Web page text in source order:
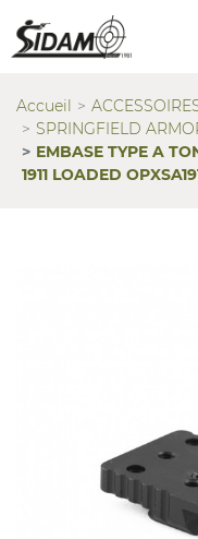
Accueil
SPRINGFIELD
EMBASE TYPE A
1911 LOADED